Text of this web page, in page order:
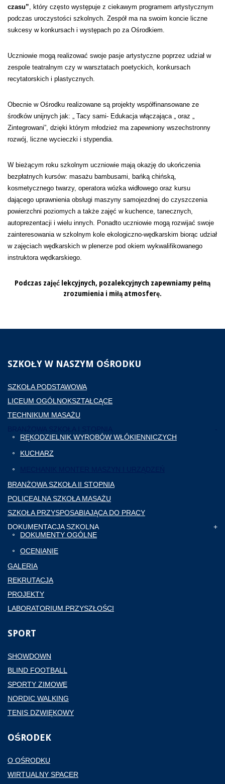
czasu”, który często występuje z ciekawym programem artystycznym
podczas uroczystości szkolnych. Zespół ma na swoim koncie liczne
sukcesy w konkursach i występach po za Ośrodkiem.
Uczniowie mogą realizować swoje pasje artystyczne poprzez udział w
zespole teatralnym czy w warsztatach poetyckich, konkursach
recytatorskich i plastycznych.
Obecnie w Ośrodku realizowane są projekty współfinansowane ze
środków unijnych jak: „ Tacy sami- Edukacja włączająca „ oraz „
Zintegrowani”, dzięki którym młodzież ma zapewniony wszechstronny
rozwój, liczne wycieczki i stypendia.
W bieżącym roku szkolnym uczniowie mają okazję do ukończenia
bezpłatnych kursów: masażu bambusami, bańką chińską,
kosmetycznego twarzy, operatora wózka widłowego oraz kursu
dającego uprawnienia obsługi maszyny samojezdnej do czyszczenia
powierzchni poziomych a także zajęć w kuchence, tanecznych,
autoprezentacji i wielu innych. Ponadto uczniowie mogą rozwijać swoje
zainteresowania w szkolnym kole ekologiczno-wędkarskim biorąc udział
w zajęciach wędkarskich w plenerze pod okiem wykwalifikowanego
instruktora wędkarskiego.
Podczas zajęć lekcyjnych, pozalekcyjnych zapewniamy pełną
zrozumienia i miłą atmosferę.
SZKOŁY W NASZYM OŚRODKU
SZKOŁA PODSTAWOWA
LICEUM OGÓLNOKSZTAŁCĄCE
TECHNIKUM MASAŻU
RĘKODZIELNIK WYROBÓW WŁÓKIENNICZYCH
KUCHARZ
BRANŻOWA SZKOŁA II STOPNIA
POLICEALNA SZKOŁA MASAŻU
SZKOŁA PRZYSPOSABIAJĄCA DO PRACY
DOKUMENTACJA SZKOLNA
DOKUMENTY OGÓLNE
OCENIANIE
GALERIA
REKRUTACJA
PROJEKTY
LABORATORIUM PRZYSZŁOŚCI
SPORT
SHOWDOWN
BLIND FOOTBALL
SPORTY ZIMOWE
NORDIC WALKING
TENIS DZWIĘKOWY
OŚRODEK
O OŚRODKU
WIRTUALNY SPACER